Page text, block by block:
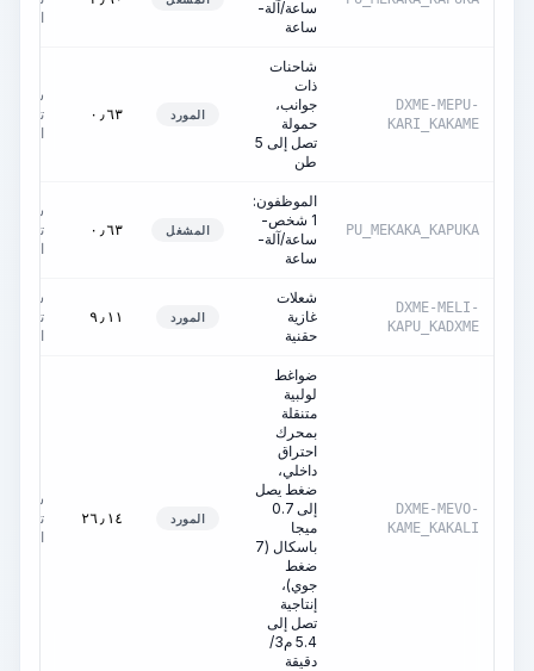
ساعة/آلة-
ساعة
الآلة
DXME-MEPU-
KARI_KAKAME
شاحنات
ذات
جوانب،
حمولة
تصل إلى 5
طن
المورد ٠٫٦٣
ساعات
تشغيل
الآلة
PU_MEKAKA_KAPUKA
الموظفون:
1 شخص-
ساعة/آلة-
ساعة
المشغل ٠٫٦٣
ساعات
تشغيل
الآلة
DXME-MELI-
KAPU_KADXME
شعلات
غازية
حقنية
المورد ٩٫١١
ساعات
تشغيل
الآلة
DXME-MEVO-
KAME_KAKALI
ضواغط
لولبية
متنقلة
بمحرك
احتراق
داخلي،
ضغط يصل
إلى 0.7
ميجا
باسكال (7
ضغط
جوي)،
إنتاجية
تصل إلى
5.4 م3/
دقيقة
المورد ٢٦٫١٤
ساعات
تشغيل
الآلة